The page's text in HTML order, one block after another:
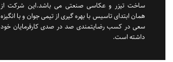
ساخت تیزر و عکاسی صنعتی می باشد.این شرکت از
همان ابتدای تاسیس با بهره گیری از تیمی جوان و با انگیزه
سعی در کسب رضایتمندی صد در صدی کارفرمایان خود
داشته است.